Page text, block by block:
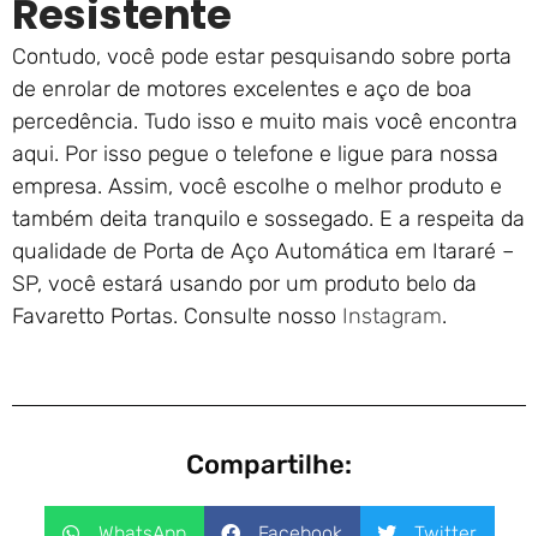
Resistente
Contudo, você pode estar pesquisando sobre porta
de enrolar de motores excelentes e aço de boa
percedência. Tudo isso e muito mais você encontra
aqui. Por isso pegue o telefone e ligue para nossa
empresa. Assim, você escolhe o melhor produto e
também deita tranquilo e sossegado. E a respeita da
qualidade de Porta de Aço Automática em Itararé –
SP, você estará usando por um produto belo da
Favaretto Portas. Consulte nosso Instagram.
Compartilhe: